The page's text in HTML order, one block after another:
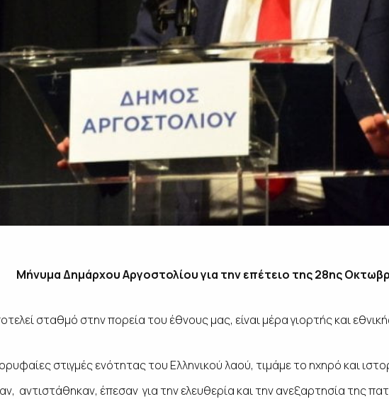
Μήνυμα Δημάρχου Αργοστολίου για την επέτειο της 28ης
σταθμό στην πορεία του έθνους μας, είναι μέρα γιορτής και
στιγμές ενότητας του Ελληνικού λαού, τιμάμε το ηχηρό και
αντιστάθηκαν, έπεσαν για την ελευθερία και την ανεξαρτησία της